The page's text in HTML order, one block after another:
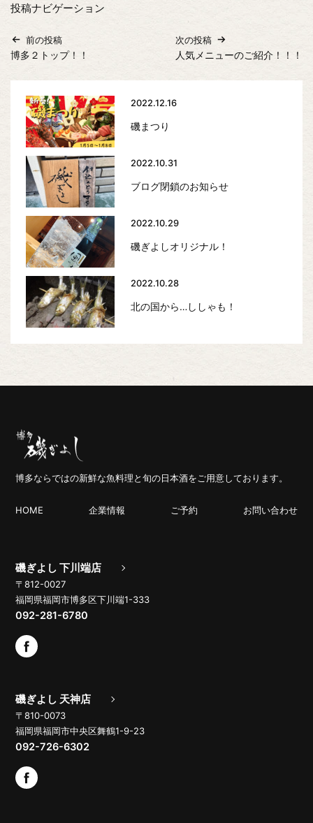
投稿ナビゲーション
前の投稿
博多２トップ！！
次の投稿
人気メニューのご紹介！！！
2022.12.16
磯まつり
2022.10.31
ブログ閉鎖のお知らせ
2022.10.29
磯ぎよしオリジナル！
2022.10.28
北の国から…ししゃも！
博多ならではの新鮮な魚料理と旬の日本酒をご用意しております。
HOME 企業情報 ご予約 お問い合わせ
磯ぎよし 下川端店
〒812-0027
福岡県福岡市博多区下川端1-333
092-281-6780
磯ぎよし 天神店
〒810-0073
福岡県福岡市中央区舞鶴1-9-23
092-726-6302